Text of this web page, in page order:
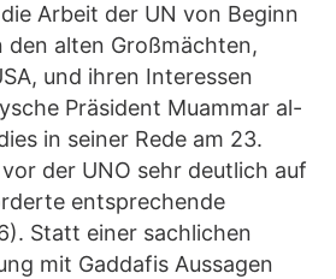
Arbeit der UN von Beginn
den alten Großmächten,
und ihren Interessen
Präsident Muammar al-
in seiner Rede am 23.
der UNO sehr deutlich auf
entsprechende
Statt einer sachlichen
mit Gaddafis Aussagen